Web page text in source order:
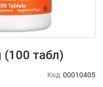
(100 табл)
Код:00010405